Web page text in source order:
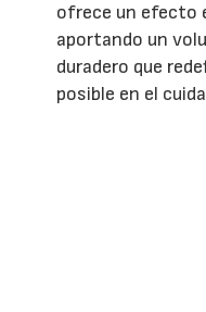
ofrece un efecto
aportando un
duradero que
posible en el